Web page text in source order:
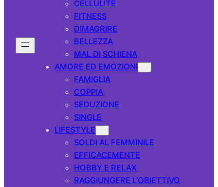
CELLULITE
FITNESS
DIMAGRIRE
BELLEZZA
MAL DI SCHIENA
AMORE ED EMOZIONI
FAMIGLIA
COPPIA
SEDUZIONE
SINGLE
LIFESTYLE
SOLDI AL FEMMINILE
EFFICACEMENTE
HOBBY E RELAX
RAGGIUNGERE L’OBIETTIVO